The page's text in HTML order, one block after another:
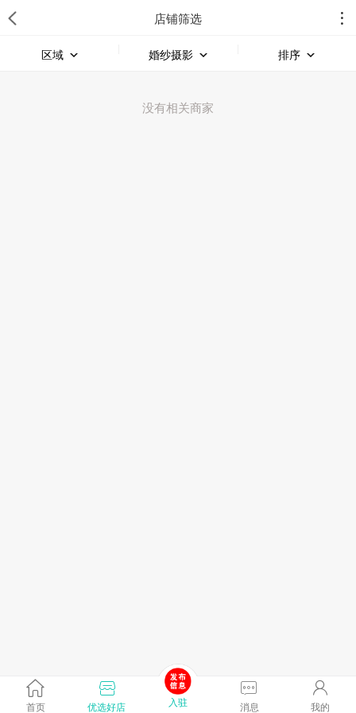
店铺筛选
区域 婚纱摄影 排序
没有相关商家
首页 优选好店 入驻 消息 我的